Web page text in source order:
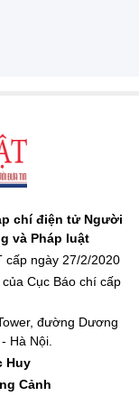
chí điện tử Người
và Pháp luật
cấp ngày 27/2/2020
Cục Báo chí cấp
đường Dương
Hà Nội.
Huy
Cảnh